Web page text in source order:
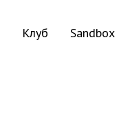
Клуб Sandbox